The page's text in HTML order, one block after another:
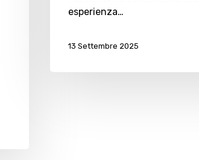
esperienza…
13 Settembre 2025